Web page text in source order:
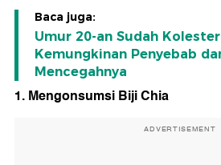
Baca juga:
Umur 20-an Sudah
Kemungkinan Penyebab
Mencegahnya
1. Mengonsumsi Biji Chia
ADVERTISEMENT